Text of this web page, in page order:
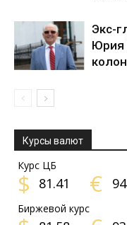
Экс-
Юрия
Курсы валют
Курс ЦБ
$ 81.41 €
Биржевой курс